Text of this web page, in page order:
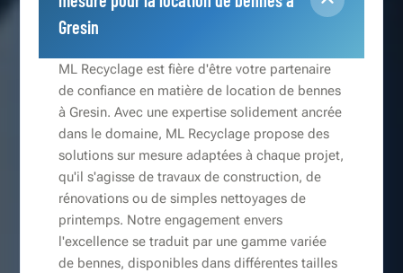
Gresin
ML Recyclage est fière d'être votre partenaire
de confiance en matière de location de bennes
à Gresin. Avec une expertise solidement ancrée
dans le domaine, ML Recyclage propose des
solutions sur mesure adaptées à chaque projet,
qu'il s'agisse de travaux de construction, de
rénovations ou de simples nettoyages de
printemps. Notre engagement envers
l'excellence se traduit par une gamme variée
de bennes, disponibles dans différentes tailles